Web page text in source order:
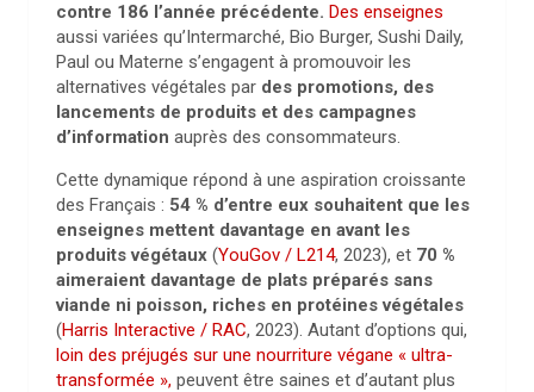
contre 186 l’année précédente. Des enseignes
aussi variées qu’Intermarché, Bio Burger, Sushi Daily,
Paul ou Materne s’engagent à promouvoir les
alternatives végétales par des promotions, des
lancements de produits et des campagnes
d’information auprès des consommateurs.
Cette dynamique répond à une aspiration croissante
des Français : 54 % d’entre eux souhaitent que les
enseignes mettent davantage en avant les
produits végétaux (YouGov / L214, 2023), et 70 %
aimeraient davantage de plats préparés sans
viande ni poisson, riches en protéines végétales
(Harris Interactive / RAC, 2023). Autant d’options qui,
loin des préjugés sur une nourriture végane « ultra-
transformée », peuvent être saines et d’autant plus